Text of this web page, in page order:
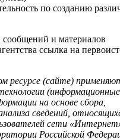
по созданию
и материалов
ссылка на
ресурсе (сайте)
на основе сбора,
сведений,
сети
Российской